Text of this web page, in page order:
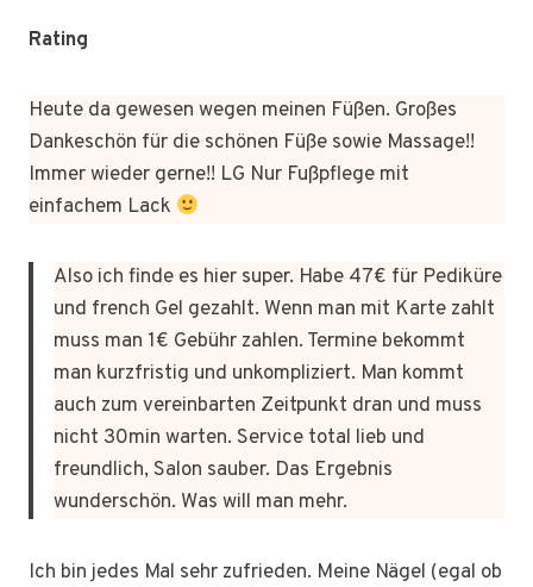
Rating
Heute da gewesen wegen meinen Füßen. Großes
Dankeschön für die schönen Füße sowie Massage!!
Immer wieder gerne!! LG Nur Fußpflege mit
einfachem Lack
Also ich finde es hier super. Habe 47€ für Pediküre
und french Gel gezahlt. Wenn man mit Karte zahlt
muss man 1€ Gebühr zahlen. Termine bekommt
man kurzfristig und unkompliziert. Man kommt
auch zum vereinbarten Zeitpunkt dran und muss
nicht 30min warten. Service total lieb und
freundlich, Salon sauber. Das Ergebnis
wunderschön. Was will man mehr.
Ich bin jedes Mal sehr zufrieden. Meine Nägel (egal ob